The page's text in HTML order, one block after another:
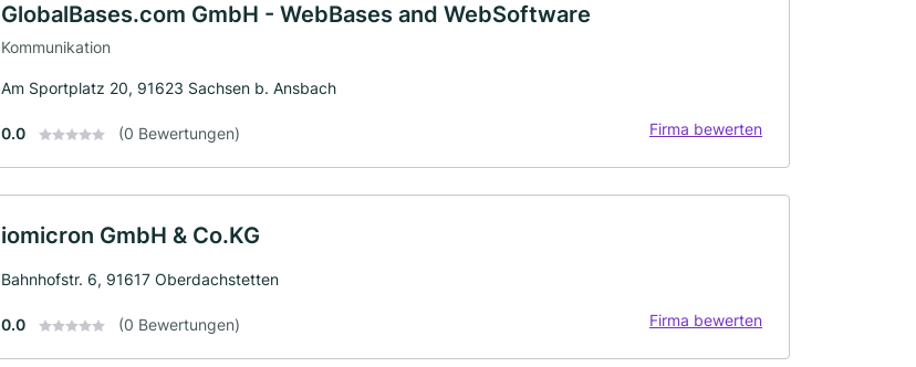
GlobalBases.com GmbH - WebBases and WebSoftware
Kommunikation
Am Sportplatz 20, 91623 Sachsen b. Ansbach
0.0 (0 Bewertungen) Firma bewerten
iomicron GmbH & Co.KG
Bahnhofstr. 6, 91617 Oberdachstetten
0.0 (0 Bewertungen) Firma bewerten